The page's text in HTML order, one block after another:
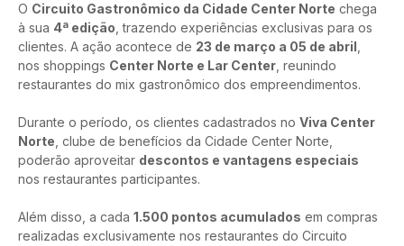
O Circuito Gastronômico da Cidade Center Norte chega
à sua 4ª edição , trazendo experiências exclusivas para os
clientes. A ação acontece de 23 de março a 05 de abril
nos shoppings Center Norte e Lar Center , reunindo
restaurantes do mix gastronômico dos empreendimentos.
Durante o período, os clientes cadastrados no Viva Center
Norte , clube de benefícios da Cidade Center Norte,
poderão aproveitar descontos e vantagens especiais
nos restaurantes participantes.
Além disso, a cada 1.500 pontos acumulados em compras
realizadas exclusivamente nos restaurantes do Circuito